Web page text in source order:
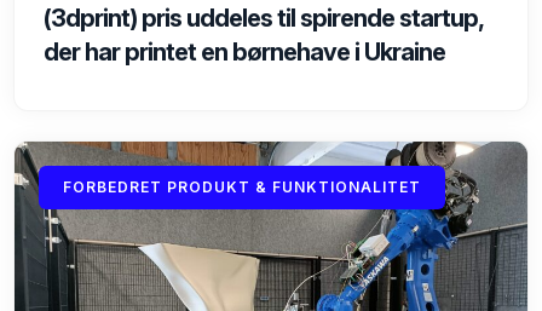
(3dprint) pris uddeles til spirende startup,
der har printet en børnehave i Ukraine
FORBEDRET PRODUKT & FUNKTIONALITET